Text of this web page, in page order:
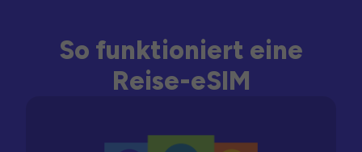
So funktioniert eine
Reise-eSIM